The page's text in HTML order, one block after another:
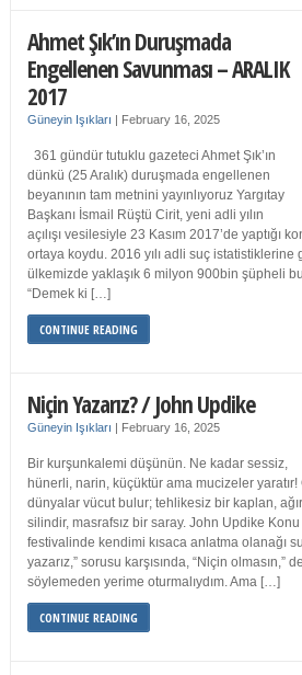
Ahmet Şık’ın Duruşmada
Engellenen Savunması – ARALIK
2017
Güneyin Işıkları | February 16, 2025
361 gündür tutuklu gazeteci Ahmet Şık’ın
dünkü (25 Aralık) duruşmada engellenen
beyanının tam metnini yayınlıyoruz Yargıtay
Başkanı İsmail Rüştü Cirit, yeni adli yılın
açılışı vesilesiyle 23 Kasım 2017’de yaptığı
ortaya koydu. 2016 yılı adli suç istatistiklerine
ülkemizde yaklaşık 6 milyon 900bin şüpheli
“Demek ki […]
CONTINUE READING
Niçin Yazarız? / John Updike
Güneyin Işıkları | February 16, 2025
Bir kurşunkalemi düşünün. Ne kadar sessiz,
hünerli, narin, küçüktür ama mucizeler
dünyalar vücut bulur; tehlikesiz bir kaplan,
silindir, masrafsız bir saray. John Updike Konu
festivalinde kendimi kısaca anlatma olanağı
yazarız,” sorusu karşısında, “Niçin olmasın,”
söylemeden yerime oturmalıydım. Ama […]
CONTINUE READING